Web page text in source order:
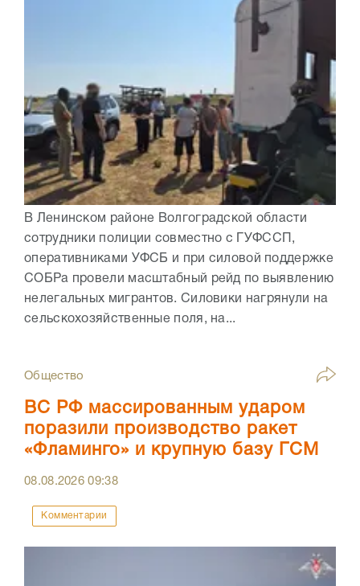
В Ленинском районе Волгоградской области
сотрудники полиции совместно с ГУФССП,
оперативниками УФСБ и при силовой поддержке
СОБРа провели масштабный рейд по выявлению
нелегальных мигрантов. Силовики нагрянули на
сельскохозяйственные поля, на...
Общество
ВС РФ массированным ударом
поразили производство ракет
«Фламинго» и крупную базу ГСМ
08.08.202609:38
Комментарии